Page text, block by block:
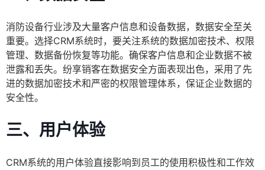
消防设备行业涉及大量客户信息和设备数据，数据安全至关
重要。选择CRM系统时，要关注系统的数据加密技术、权限
管理、数据备份恢复等功能。确保客户信息和企业数据不被
泄露和丢失。纷享销客在数据安全方面表现出色，采用了先
进的数据加密技术和严密的权限管理体系，保证企业数据的
安全性。
三、用户体验
CRM系统的用户体验直接影响到员工的使用积极性和工作效